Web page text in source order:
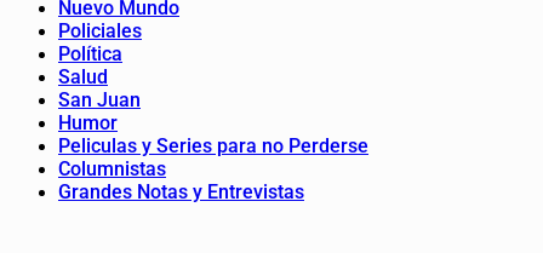
Nuevo Mundo
Policiales
Política
Salud
San Juan
Humor
Peliculas y Series para no Perderse
Columnistas
Grandes Notas y Entrevistas